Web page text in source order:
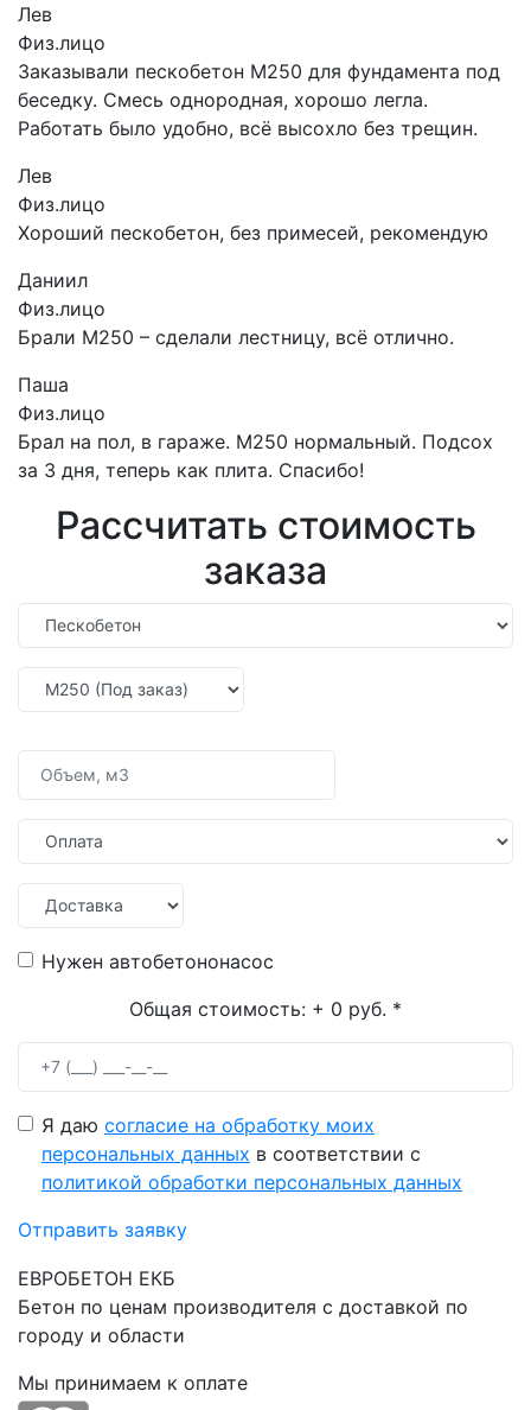
Лев
Физ.лицо
Заказывали пескобетон М250 для фундамента под
беседку. Смесь однородная, хорошо легла.
Работать было удобно, всё высохло без трещин.
Лев
Физ.лицо
Хороший пескобетон, без примесей, рекомендую
Даниил
Физ.лицо
Брали М250 – сделали лестницу, всё отлично.
Паша
Физ.лицо
Брал на пол, в гараже. М250 нормальный. Подсох
за 3 дня, теперь как плита. Спасибо!
Рассчитать стоимость
заказа
Нужен автобетононасос
Общая стоимость: + 0 руб. *
Я даю согласие на обработку моих
персональных данных в соответствии с
политикой обработки персональных данных
Отправить заявку
ЕВРОБЕТОН ЕКБ
Бетон по ценам производителя с доставкой по
городу и области
Мы принимаем к оплате